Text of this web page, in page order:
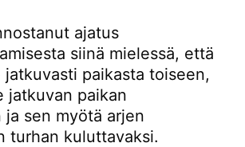
ajatus
siinä mielessä, että
jatkuvasti paikasta toiseen,
jatkuvan paikan
ja sen myötä arjen
turhan kuluttavaksi.